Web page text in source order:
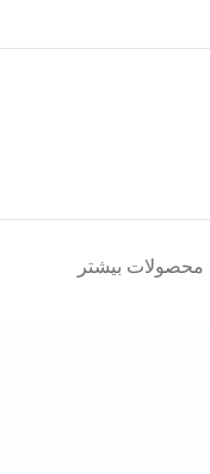
محصولات بیشتر